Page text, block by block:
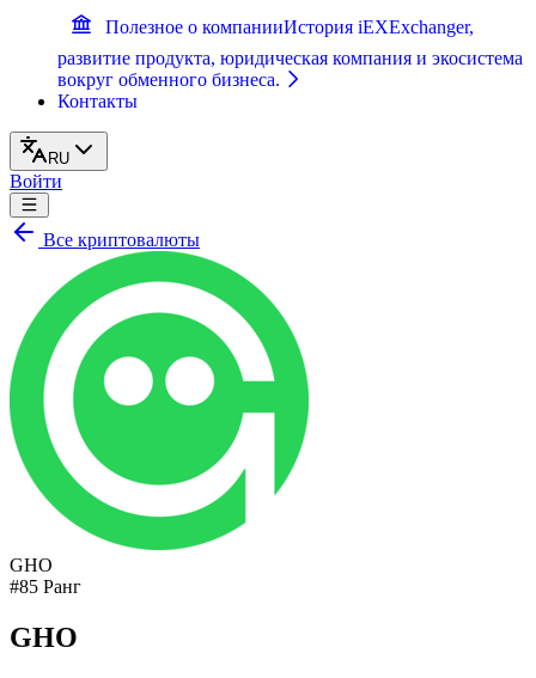
Полезное о компанииИстория iEXExchanger,
развитие продукта, юридическая компания и экосистема
вокруг обменного бизнеса.
Контакты
RU
Войти
Все криптовалюты
GHO
#85 Ранг
GHO